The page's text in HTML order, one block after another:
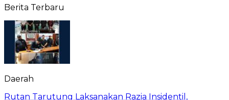
Berita Terbaru
Daerah
Rutan Tarutung Laksanakan Razia Insidentil,